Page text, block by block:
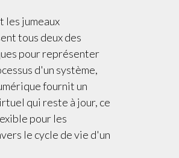
les jumeaux
tous deux des
pour représenter
d'un système,
fournit un
qui reste à jour, ce
pour les
le cycle de vie d'un